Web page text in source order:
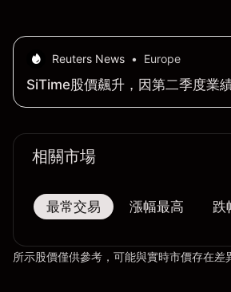
Reuters News • Europe
SiTime股價飆升，因第二季度業
相關市場
最常交易 漲幅最高 跌
所示股價僅供參考，可能與實時市價存在差